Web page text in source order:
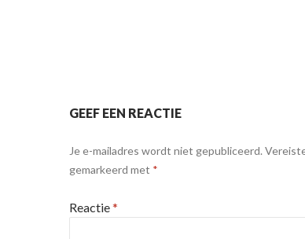
GEEF EEN REACTIE
Je e-mailadres wordt niet gepubliceerd.
gemarkeerd met *
Reactie*